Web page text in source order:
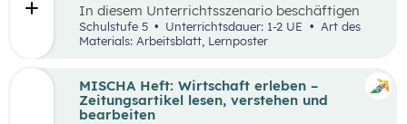
In diesem Unterrichtsszenario beschäftigen
sich die Schüler:innen mit positiven
Nachrichten und Beispielen aus dem
Themenbereich „Ernährung und
Handlungsoptionen für den Alltag offenzulegen,
zu diskutieren und in einer abschließenden
Portfolioaufgabe kreativ zu bearbeiten.
Schulstufe 5 Unterrichtsdauer: 1-2 UE
Materials: Arbeitsblatt, Lernposter
MISCHA Heft: Wirtschaft erleben –
Zeitungsartikel lesen, verstehen und
bearbeiten